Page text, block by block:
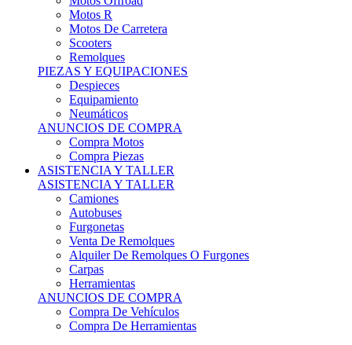
Motos R
Motos De Carretera
Scooters
Remolques
PIEZAS Y EQUIPACIONES
Despieces
Equipamiento
Neumáticos
ANUNCIOS DE COMPRA
Compra Motos
Compra Piezas
ASISTENCIA Y TALLER
ASISTENCIA Y TALLER
Camiones
Autobuses
Furgonetas
Venta De Remolques
Alquiler De Remolques O Furgones
Carpas
Herramientas
ANUNCIOS DE COMPRA
Compra De Vehículos
Compra De Herramientas